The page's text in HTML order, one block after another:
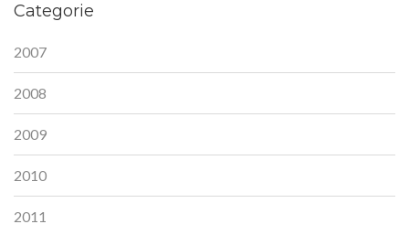
Categorie
2007
2008
2009
2010
2011